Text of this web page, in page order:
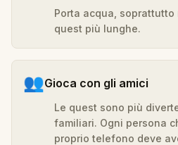
Porta acqua,
quest più lunghe.
👥Gioca con gli amici
Le quest sono più
familiari. Ogni persona
proprio telefono deve